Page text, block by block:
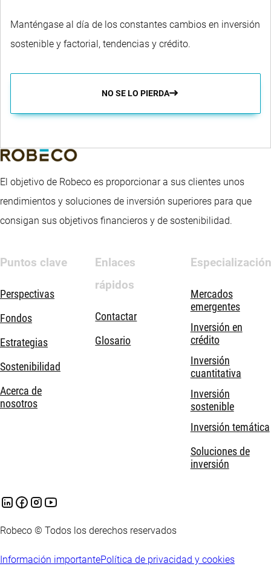
Manténgase al día de los constantes cambios en inversión
sostenible y factorial, tendencias y crédito.
NO SE LO PIERDA
El objetivo de Robeco es proporcionar a sus clientes unos
rendimientos y soluciones de inversión superiores para que
consigan sus objetivos financieros y de sostenibilidad.
Puntos clave
Perspectivas
Fondos
Estrategias
Sostenibilidad
Acerca de
nosotros
Enlaces
rápidos
Contactar
Glosario
Especialización
Mercados
emergentes
Inversión en
crédito
Inversión
cuantitativa
Inversión
sostenible
Inversión temática
Soluciones de
inversión
Robeco © Todos los derechos reservados
Información importantePolítica de privacidad y cookies